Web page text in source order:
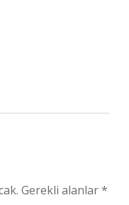
Gerekli alanlar*